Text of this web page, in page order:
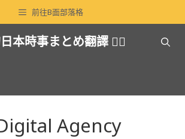
前往B面部落格
本時事まとめ翻譯 🏳️‍🌈
Agency